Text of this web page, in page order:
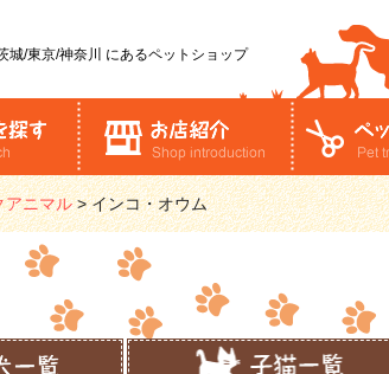
城/東京/神奈川 にあるペットショップ
アニマル>インコ・オウム